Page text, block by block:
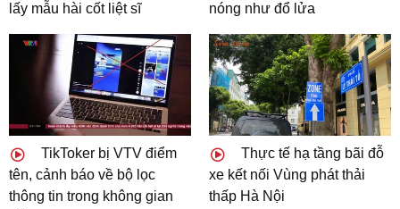
lấy mẫu hài cốt liệt sĩ
nóng như đổ lửa
TikToker bị VTV điểm
tên, cảnh báo về bộ lọc
thông tin trong không gian
Thực tế hạ tầng bãi đỗ
xe kết nối Vùng phát thải
thấp Hà Nội